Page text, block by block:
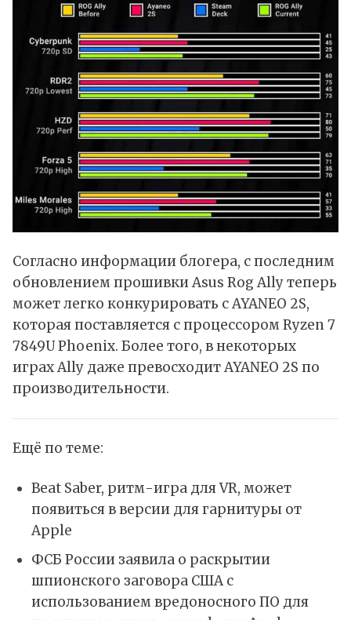
Согласно информации блогера, с последним
обновлением прошивки Asus Rog Ally теперь
может легко конкурировать с AYANEO 2S,
которая поставляется с процессором Ryzen 7
7849U Phoenix. Более того, в некоторых
играх Ally даже превосходит AYANEO 2S по
производительности.
Ещё по теме:
Beat Saber, ритм-игра для VR, может
появиться в версии для гарнитуры от
Apple
ФСБ России заявила о раскрытии
шпионского заговора США с
использованием вредоносного ПО для